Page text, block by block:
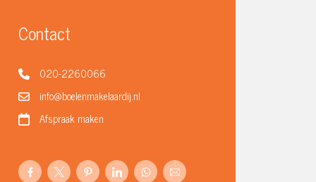
Contact
020-2260066
info@boelenmakelaardij.nl
Afspraak maken